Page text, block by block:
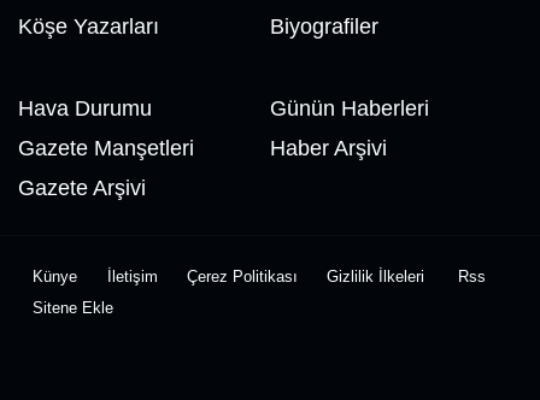
Köşe Yazarları
Biyografiler
Hava Durumu
Günün Haberleri
Gazete Manşetleri
Haber Arşivi
Gazete Arşivi
Künye İletişim Çerez Politikası Gizlilik İlkeleri
Rss
Sitene Ekle